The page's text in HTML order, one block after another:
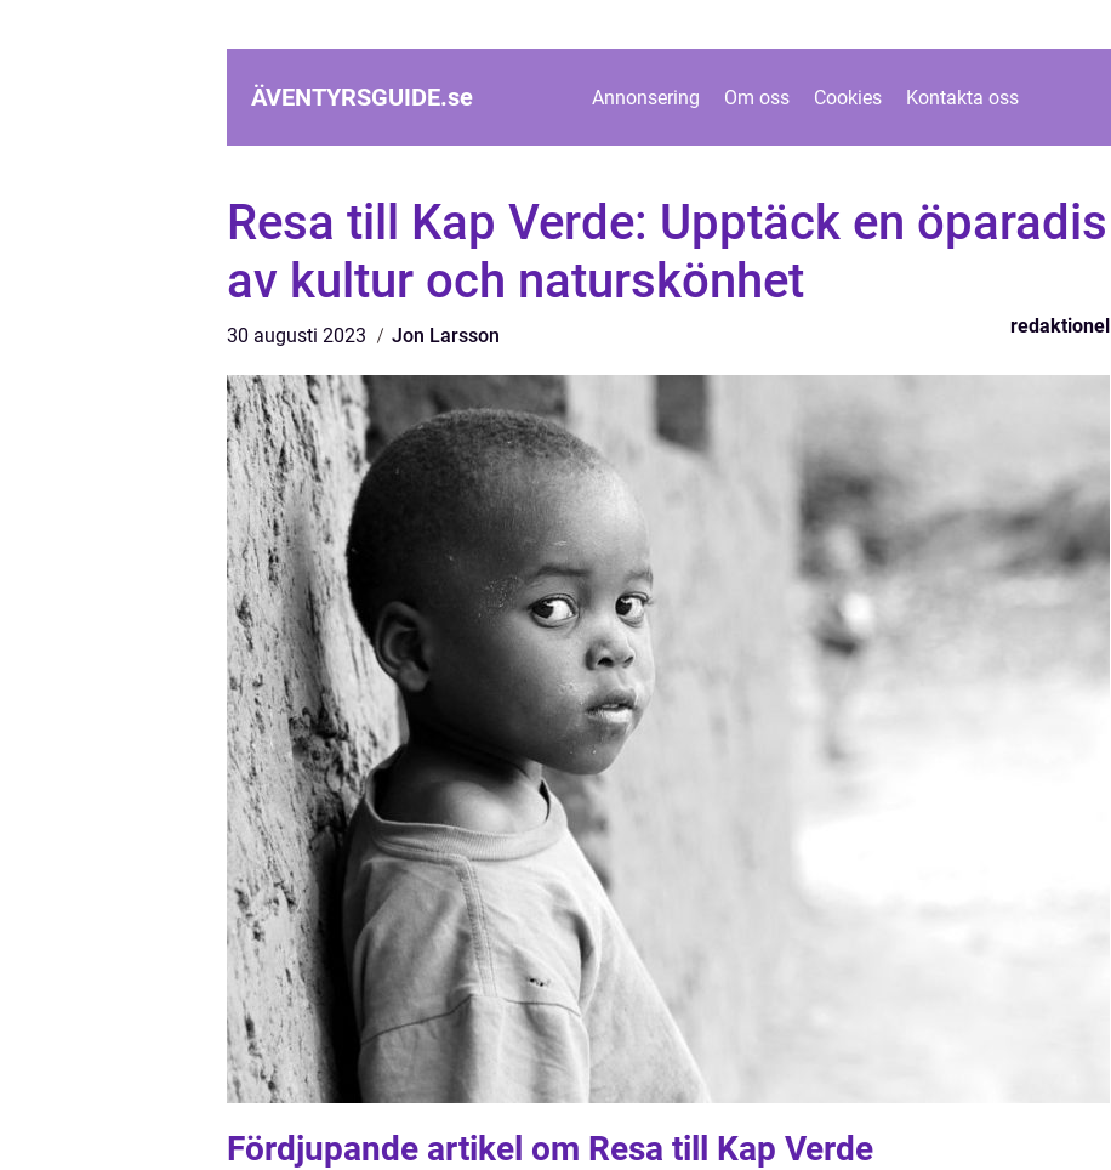
ÄVENTYRSGUIDE.se Annonsering Om oss Cookies Kontakta oss
Resa till Kap Verde: Upptäck en öparadis
av kultur och naturskönhet
30 augusti 2023 Jon Larsson redaktionel
Fördjupande artikel om Resa till Kap Verde